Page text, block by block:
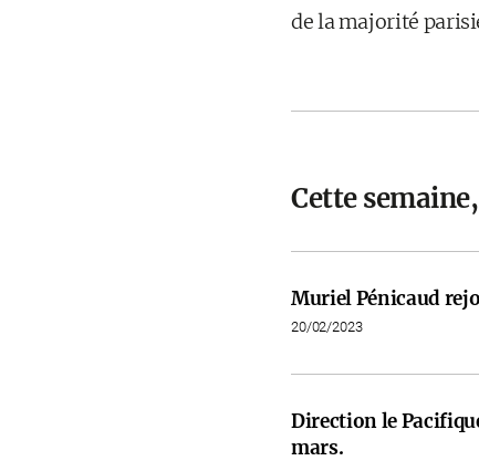
de la majorité
Cette
Muriel Pénicaud
20/02/2023
Direction le
mars.